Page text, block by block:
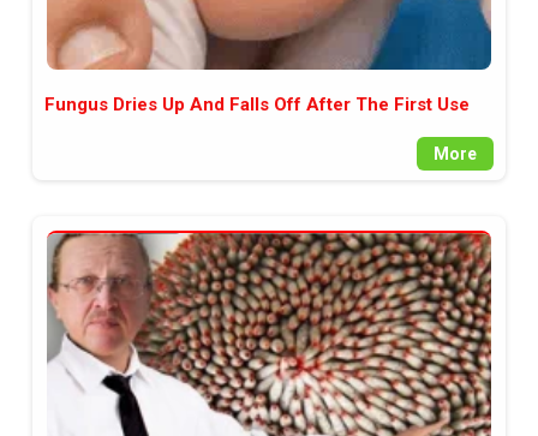
Fungus Dries Up And Falls Off After The First Use
More